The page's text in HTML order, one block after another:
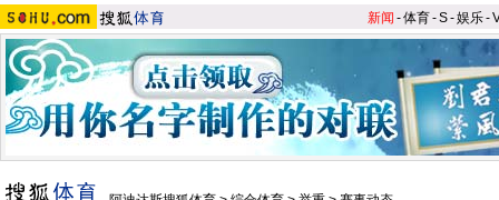
新闻 -体育-S-娱乐-